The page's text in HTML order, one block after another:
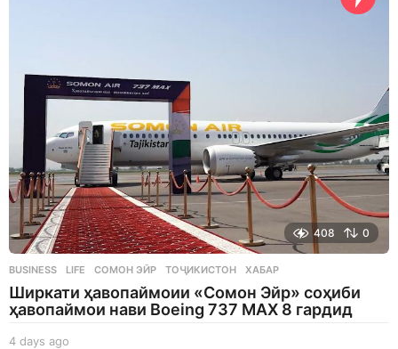
o
408 0
BUSINESS ,LIFE СОМОН ЭЙР ,ТОҶИКИСТОН ,ХАБАР
Ширкати ҳавопаймоии «Сомон Эйр» соҳиби
ҳавопаймои нави Boeing 737 MAX 8 гардид
4 days ago